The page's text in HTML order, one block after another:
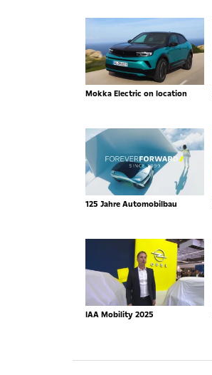
Mokka Electric on location
125 Jahre Automobilbau
IAA Mobility 2025